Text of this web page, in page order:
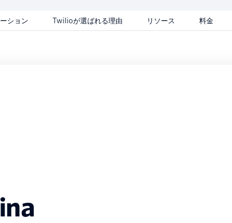
ション Twilioが選ばれる理由 リソース 料金